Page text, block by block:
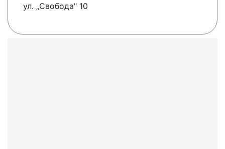
ул. „Свобода" 10